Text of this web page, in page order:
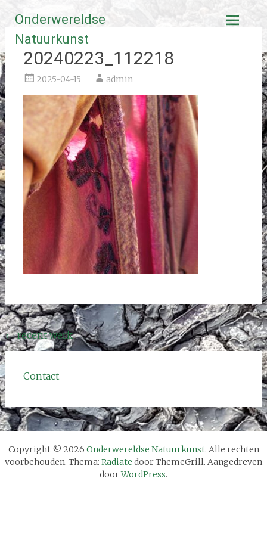
naar
inhoud
Onderwereldse
Natuurkunst
20240223_112218
2025-04-15 admin
Bericht
navigatie
←recent werk
Contact
Copyright © 2026 Onderwereldse Natuurkunst. Alle rechten
voorbehouden. Thema: Radiate door ThemeGrill. Aangedreven
doorWordPress.